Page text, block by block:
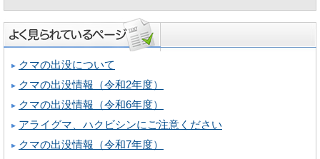
クマの出没について
クマの出没情報（令和2年度）
クマの出没情報（令和6年度）
アライグマ、ハクビシンにご注意ください
クマの出没情報（令和7年度）